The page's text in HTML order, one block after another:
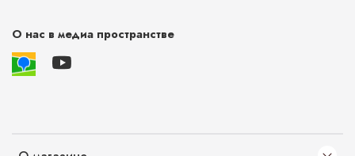
О нас в медиа пространстве